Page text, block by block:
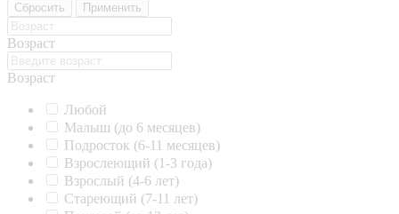
Сбросить Применить
Возраст
Возраст
Любой
Малыш (до 6 месяцев)
Подросток (6-11 месяцев)
Взрослеющий (1-3 года)
Взрослый (4-6 лет)
Стареющий (7-11 лет)